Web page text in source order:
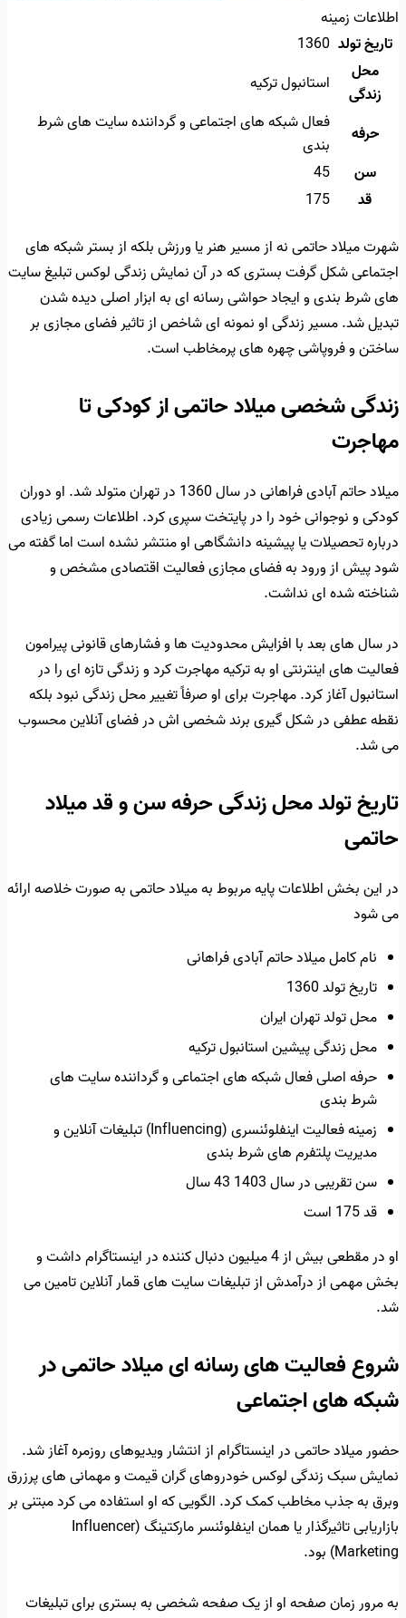
اطلاعات زمینه
تاریخ تولد 1360
محل
زندگی
استانبول ترکیه
حرفه
فعال شبکه های اجتماعی و گرداننده سایت های شرط
بندی
سن
45
قد
175
شهرت میلاد حاتمی نه از مسیر هنر یا ورزش بلکه از بستر شبکه های
اجتماعی شکل گرفت بستری که در آن نمایش زندگی لوکس تبلیغ سایت
های شرط بندی و ایجاد حواشی رسانه ای به ابزار اصلی دیده شدن
تبدیل شد. مسیر زندگی او نمونه ای شاخص از تاثیر فضای مجازی بر
ساختن و فروپاشی چهره های پرمخاطب است.
زندگی شخصی میلاد حاتمی از کودکی تا
مهاجرت
میلاد حاتم آبادی فراهانی در سال 1360 در تهران متولد شد. او دوران
کودکی و نوجوانی خود را در پایتخت سپری کرد. اطلاعات رسمی زیادی
درباره تحصیلات یا پیشینه دانشگاهی او منتشر نشده است اما گفته می
شود پیش از ورود به فضای مجازی فعالیت اقتصادی مشخص و
شناخته شده ای نداشت.
در سال های بعد با افزایش محدودیت ها و فشارهای قانونی پیرامون
فعالیت های اینترنتی او به ترکیه مهاجرت کرد و زندگی تازه ای را در
استانبول آغاز کرد. مهاجرت برای او صرفاً تغییر محل زندگی نبود بلکه
نقطه عطفی در شکل گیری برند شخصی اش در فضای آنلاین محسوب
می شد.
تاریخ تولد محل زندگی حرفه سن و قد میلاد
حاتمی
در این بخش اطلاعات پایه مربوط به میلاد حاتمی به صورت خلاصه ارائه
می شود
نام کامل میلاد حاتم آبادی فراهانی
تاریخ تولد 1360
محل تولد تهران ایران
محل زندگی پیشین استانبول ترکیه
حرفه اصلی فعال شبکه های اجتماعی و گرداننده سایت های
شرط بندی
زمینه فعالیت اینفلوئنسری (Influencing) تبلیغات آنلاین و
مدیریت پلتفرم های شرط بندی
سن تقریبی در سال 1403 43 سال
قد 175 است
او در مقطعی بیش از 4 میلیون دنبال کننده در اینستاگرام داشت و
بخش مهمی از درآمدش از تبلیغات سایت های قمار آنلاین تامین می
شد.
شروع فعالیت های رسانه ای میلاد حاتمی در
شبکه های اجتماعی
حضور میلاد حاتمی در اینستاگرام از انتشار ویدیوهای روزمره آغاز شد.
نمایش سبک زندگی لوکس خودروهای گران قیمت و مهمانی های پرزرق
وبرق به جذب مخاطب کمک کرد. الگویی که او استفاده می کرد مبتنی بر
بازاریابی تاثیرگذار یا همان اینفلوئنسر مارکتینگ (Influencer
Marketing) بود.
به مرور زمان صفحه او از یک صفحه شخصی به بستری برای تبلیغات